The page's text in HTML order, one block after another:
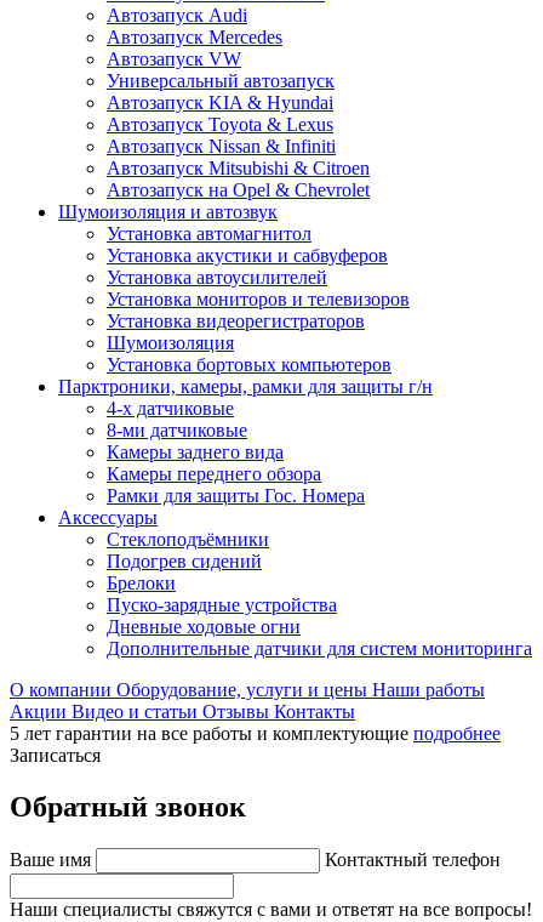
Автозапуск Audi
Автозапуск Mercedes
Автозапуск VW
Универсальный автозапуск
Автозапуск KIA & Hyundai
Автозапуск Toyota & Lexus
Автозапуск Nissan & Infiniti
Автозапуск Mitsubishi & Citroen
Автозапуск на Opel & Chevrolet
Шумоизоляция и автозвук
Установка автомагнитол
Установка акустики и сабвуферов
Установка автоусилителей
Установка мониторов и телевизоров
Установка видеорегистраторов
Шумоизоляция
Установка бортовых компьютеров
Парктроники, камеры, рамки для защиты г/н
4-х датчиковые
8-ми датчиковые
Камеры заднего вида
Камеры переднего обзора
Рамки для защиты Гос. Номера
Аксессуары
Стеклоподъёмники
Подогрев сидений
Брелоки
Пуско-зарядные устройства
Дневные ходовые огни
Дополнительные датчики для систем мониторинга
О компании Оборудование, услуги и цены Наши работы
Акции Видео и статьи Отзывы Контакты
5 лет гарантии на все работы и комплектующие подробнее
Записаться
Обратный звонок
Ваше имя Контактный телефон
Наши специалисты свяжутся с вами и ответят на все вопросы!